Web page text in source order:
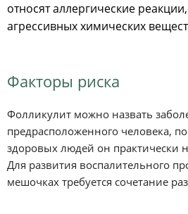
относят аллергические
агрессивных химических
Факторы риска
Фолликулит можно назвать
предрасположенного человека,
здоровых людей он практически
Для развития воспалительного
мешочках требуется сочетание